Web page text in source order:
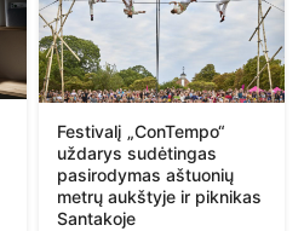
Festivalį „ConTempo“
uždarys sudėtingas
pasirodymas aštuonių
metrų aukštyje ir piknikas
Santakoje